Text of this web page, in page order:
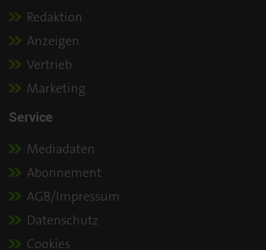
Redaktion
Anzeigen
Vertrieb
Marketing
Service
Mediadaten
Abonnement
AGB/Impressum
Datenschutz
Cookies